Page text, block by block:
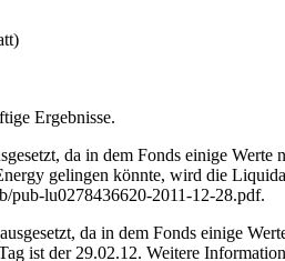
Ergebnisse.
da in dem Fonds einige
gelingen könnte, wird die
pub-lu0278436620-2011-12-28.pdf.
da in dem Fonds einige
ist der 29.02.12. Weitere